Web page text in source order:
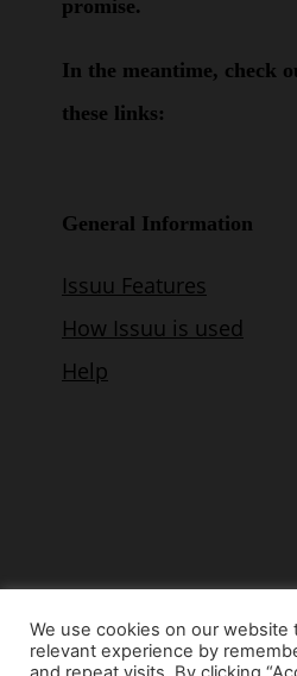
© Copyright 2015 -
We use cookies on our
relevant experience by